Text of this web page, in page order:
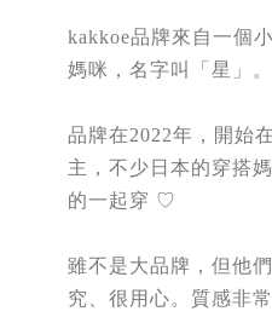
kakkoe品牌來自一個
媽咪，名字叫「星」。
品牌在2022年，開始
主，不少日本的穿搭
的一起穿 ♡
雖不是大品牌，但他
究、很用心。質感非